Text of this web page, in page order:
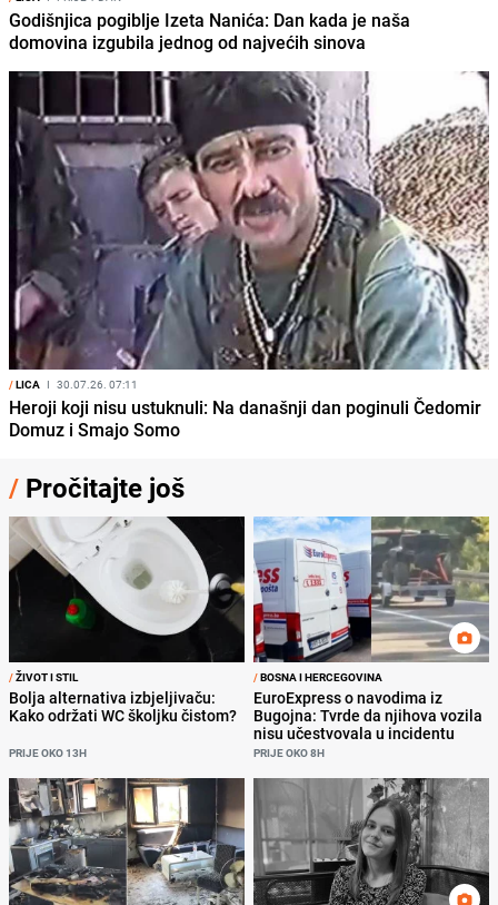
Godišnjica pogiblje Izeta Nanića: Dan kada je naša
domovina izgubila jednog od najvećih sinova
/LICA I 30.07.26. 07:11
Heroji koji nisu ustuknuli: Na današnji dan poginuli Čedomir
Domuz i Smajo Somo
/ Pročitajte još
/ŽIVOT I STIL
Bolja alternativa izbjeljivaču:
Kako održati WC školjku čistom?
PRIJE OKO 13H
/BOSNA I HERCEGOVINA
EuroExpress o navodima iz
Bugojna: Tvrde da njihova vozila
nisu učestvovala u incidentu
PRIJE OKO 8H